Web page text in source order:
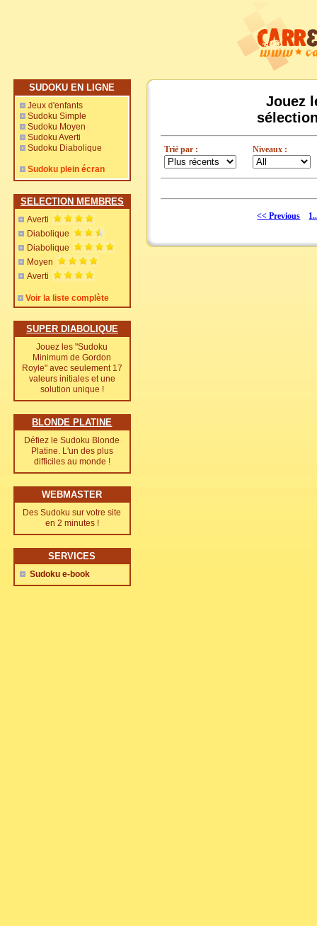
SUDOKU EN LIGNE
Jeux d'enfants
Sudoku Simple
Sudoku Moyen
Sudoku Averti
Sudoku Diabolique
Sudoku plein écran
SELECTION MEMBRES
Averti
Diabolique
Diabolique
Moyen
Averti
Voir la liste complète
SUPER DIABOLIQUE
Jouez les "Sudoku
Minimum de Gordon
Royle" avec seulement 17
valeurs initiales et une
solution unique !
BLONDE PLATINE
Défiez le Sudoku Blonde
Platine. L'un des plus
difficiles au monde !
WEBMASTER
Des Sudoku sur votre site
en 2 minutes !
SERVICES
Sudoku e-book
Jouez
Trié par : Niveaux :
<< Previous 1..